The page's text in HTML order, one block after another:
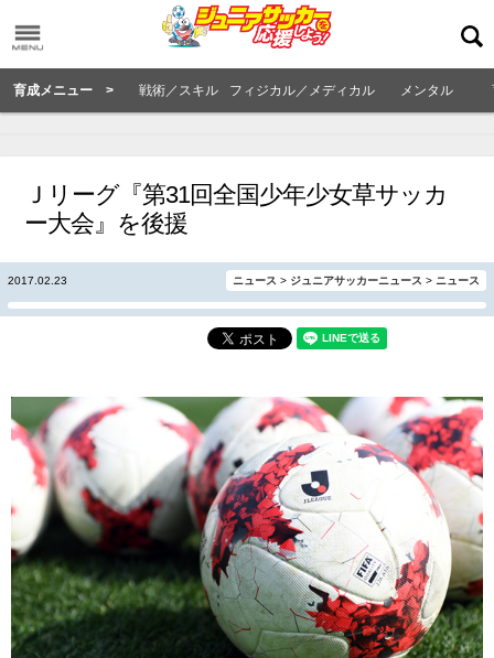
育成メニュー > 戦術／スキル フィジカル／メディカル メンタル
Ｊリーグ『第31回全国少年少女草サッカ
ー大会』を後援
2017.02.23 ニュース > ジュニアサッカーニュース > ニュース